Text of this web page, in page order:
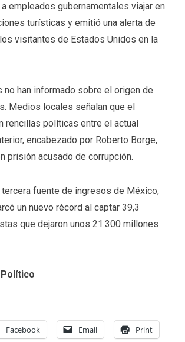
empleados gubernamentales viajar en
turísticas y emitió una alerta de
visitantes de Estados Unidos en la
no han informado sobre el origen de
Medios locales señalan que el
rencillas políticas entre el actual
encabezado por Roberto Borge,
prisión acusado de corrupción.
fuente de ingresos de México,
un nuevo récord al captar 39,3
que dejaron unos 21.300 millones
Facebook Email Print